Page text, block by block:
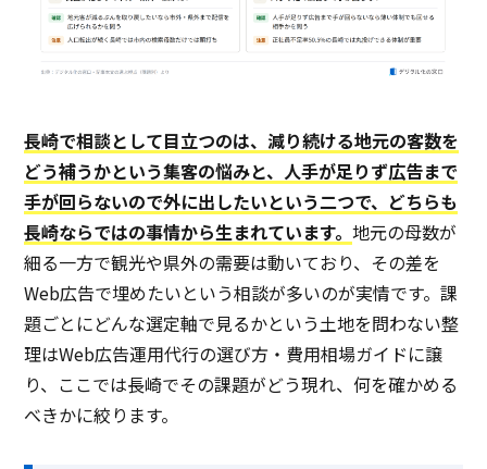
長崎で相談として目立つのは、減り続ける地元の客数を
どう補うかという集客の悩みと、人手が足りず広告まで
手が回らないので外に出したいという二つで、どちらも
長崎ならではの事情から生まれています。地元の母数が
細る一方で観光や県外の需要は動いており、その差を
Web広告で埋めたいという相談が多いのが実情です。課
題ごとにどんな選定軸で見るかという土地を問わない整
理はWeb広告運用代行の選び方・費用相場ガイドに譲
り、ここでは長崎でその課題がどう現れ、何を確かめる
べきかに絞ります。